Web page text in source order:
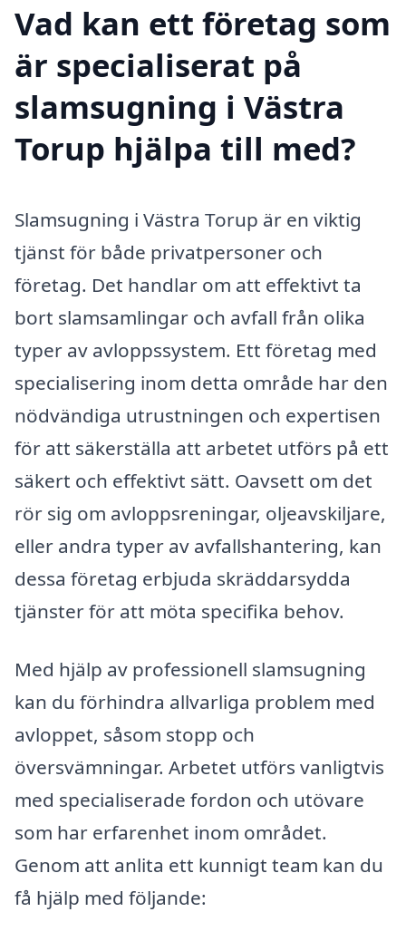
Vad kan ett företag som
är specialiserat på
slamsugning i Västra
Torup hjälpa till med?
Slamsugning i Västra Torup är en viktig
tjänst för både privatpersoner och
företag. Det handlar om att effektivt ta
bort slamsamlingar och avfall från olika
typer av avloppssystem. Ett företag med
specialisering inom detta område har den
nödvändiga utrustningen och expertisen
för att säkerställa att arbetet utförs på ett
säkert och effektivt sätt. Oavsett om det
rör sig om avloppsreningar, oljeavskiljare,
eller andra typer av avfallshantering, kan
dessa företag erbjuda skräddarsydda
tjänster för att möta specifika behov.
Med hjälp av professionell slamsugning
kan du förhindra allvarliga problem med
avloppet, såsom stopp och
översvämningar. Arbetet utförs vanligtvis
med specialiserade fordon och utövare
som har erfarenhet inom området.
Genom att anlita ett kunnigt team kan du
få hjälp med följande: